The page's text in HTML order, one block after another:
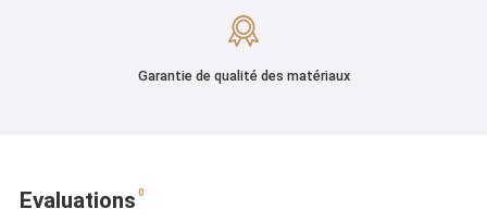
Garantie de qualité des matériaux
Evaluations 0